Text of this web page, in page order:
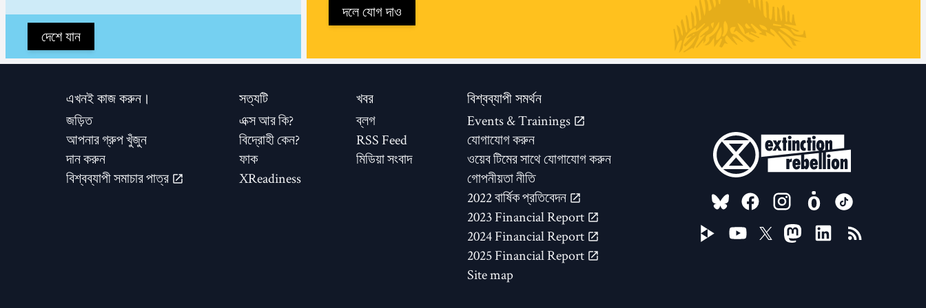
দলে যোগ দাও
দেশে যান
এখনই কাজ করুন।
জড়িত
আপনার গ্রুপ খুঁজুন
দান করুন
বিশ্বব্যাপী সমাচার পাত্র
সত্যটি
এক্স আর কি?
বিদ্রোহী কেন?
ফাক
XReadiness
খবর
ব্লগ
RSS Feed
মিডিয়া সংবাদ
বিশ্বব্যাপী সমর্থন
Events & Trainings
যোগাযোগ করুন
ওয়েব টিমের সাথে যোগাযোগ করুন
গোপনীয়তা নীতি
2022 বার্ষিক প্রতিবেদন
2023 Financial Report
2024 Financial Report
2025 Financial Report
Site map
FOLLOW US ON